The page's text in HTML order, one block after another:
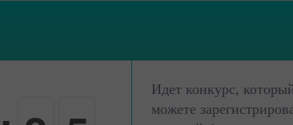
Идет конкурс,
можете